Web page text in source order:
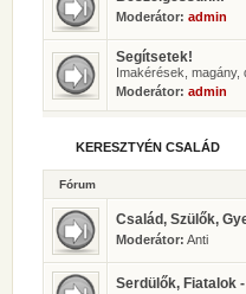
Moderátor: admin
Segítsetek!
Imakérések, magány,
Moderátor: admin
KERESZTYÉN CSALÁD
Fórum
Család, Szülők,
Moderátor: Anti
Serdülők, Fiatalok